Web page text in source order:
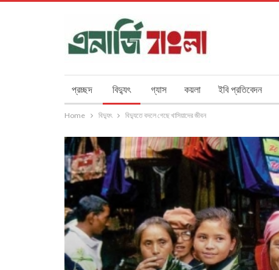
প্রচ্ছদ বিদ্যুৎ গ্যাস কয়লা ইবি প্রতিবেদন
Home বিদ্যুৎ বিদ্যুতে বদলে গেছে খাসিয়াদের জীবন